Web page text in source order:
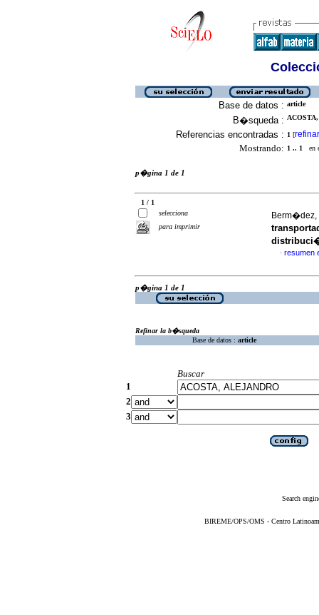
Base de datos : article
B�squeda :
Referencias encontradas : 1 [refinar
Mostrando: 1 .. 1 en
p�gina 1 de 1
1 / 1
selecciona
para imprimir
Berm�dez,
· resumen
p�gina 1 de 1
Refinar la b�squeda
Base de datos : article
Buscar
1
2
3
Search
BIREME/OPS/OMS - Centro